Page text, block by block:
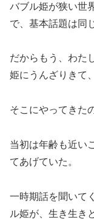
バブル姫が狭い世
で、基本話題は同
だからもう、わた
姫にうんざりきて
そこにやってきた
当初は年齢も近い
てあげていた。
一時期話を聞いて
ル姫が、生き生き